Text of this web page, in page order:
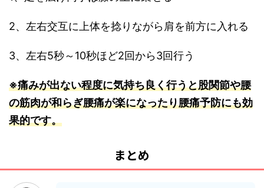
2、左右交互に上体を捻りながら肩を前方に入れる
3、左右5秒～10秒ほど2回から3回行う
※痛みが出ない程度に気持ち良く行うと股関節や腰
の筋肉が和らぎ腰痛が楽になったり腰痛予防にも効
果的です。
まとめ